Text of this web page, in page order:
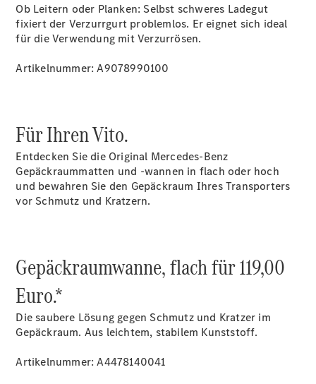
Sprinter
Sprinter
Tourer
Sprinter
Pritschenfahrzeug
eSprinter
eSprinter
Vito
Ob Leitern oder Planken: Selbst schweres Ladegut
fixiert der Verzurrgurt problemlos. Er eignet sich ideal
für die Verwendung mit Verzurrösen.
Artikelnummer: A9078990100
Für Ihren Vito.
Entdecken Sie die Original Mercedes-Benz
Gepäckraummatten und -wannen in flach oder hoch
und bewahren Sie den Gepäckraum Ihres Transporters
vor Schmutz und Kratzern.
Gepäckraumwanne, flach für 119,00
Euro.*
Die saubere Lösung gegen Schmutz und Kratzer im
Gepäckraum. Aus leichtem, stabilem Kunststoff.
Artikelnummer: A4478140041